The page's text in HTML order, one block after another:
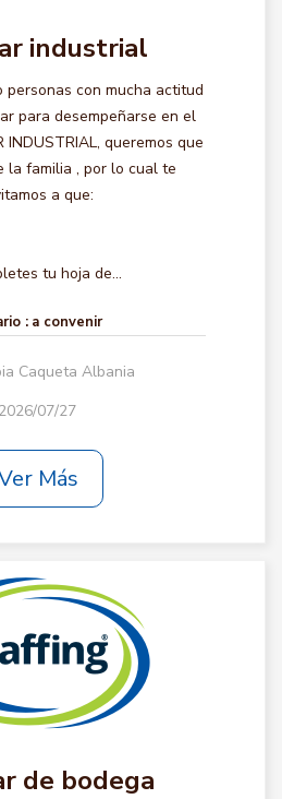
industrial
personas con mucha actitud
para desempeñarse en el
INDUSTRIAL, queremos que
la familia , por lo cual te
a que:
tu hoja de...
: a convenir
Caqueta Albania
2026/07/27
Más
de bodega